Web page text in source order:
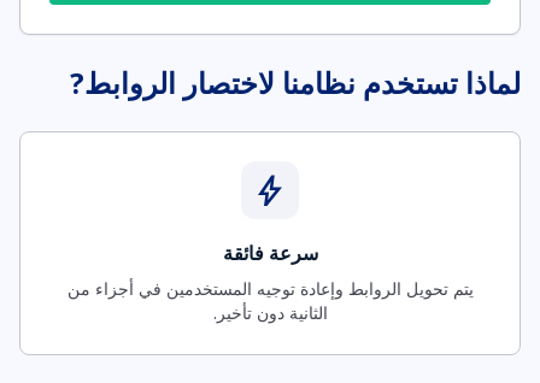
لماذا تستخدم نظامنا لاختصار الروابط?
bolt
سرعة فائقة
يتم تحويل الروابط وإعادة توجيه المستخدمين في أجزاء من
الثانية دون تأخير.